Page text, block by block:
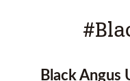
Black Angus